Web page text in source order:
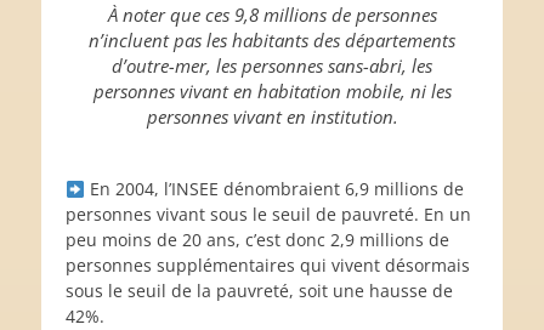
À noter que ces 9,8 millions de personnes
n’incluent pas les habitants des départements
d’outre-mer, les personnes sans-abri, les
personnes vivant en habitation mobile, ni les
personnes vivant en institution.
En 2004, l’INSEE dénombraient 6,9 millions de
personnes vivant sous le seuil de pauvreté. En un
peu moins de 20 ans, c’est donc 2,9 millions de
personnes supplémentaires qui vivent désormais
sous le seuil de la pauvreté, soit une hausse de
42%.